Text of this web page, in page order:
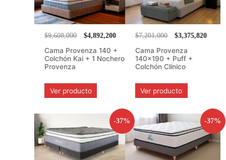
$9,608,000 $4,892,200
Cama Provenza 140 +
Colchón Kai + 1 Nochero
Provenza
Ver producto
$7,201,000 $3,375,820
Cama Provenza
140×190 + Puff +
Colchón Clínico
Ver producto
-37% -37%